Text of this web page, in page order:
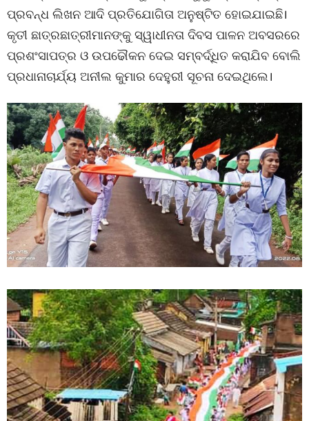
ପ୍ରବନ୍ଧ ଲିଖନ ଆଦି ପ୍ରତିଯୋଗିତା ଅନୁଷ୍ଟିତ ହୋଇଯାଇଛି।
କୃତୀ ଛାତ୍ରଛାତ୍ରୀମାନଙ୍କୁ ସ୍ୱାଧୀନତା ଦିବସ ପାଳନ ଅବସରରେ
ପ୍ରଶଂସାପତ୍ର ଓ ଉପଢୌକନ ଦେଇ ସମ୍ବର୍ଦ୍ଧିତ କରାଯିବ ବୋଲି
ପ୍ରଧାନାଚାର୍ଯ୍ୟ ଅନୀଲ କୁମାର ଦେହୁରୀ ସୂଚନା ଦେଇଥିଲେ।